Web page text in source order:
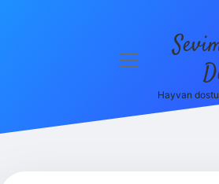
menüyü
Hayvan